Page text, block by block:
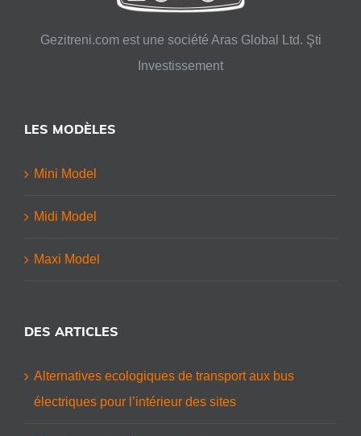
Gezitreni.com est une société Aras Global Ltd. Şti
Investissement
LES MODÈLES
Mini Model
Midi Model
Maxi Model
DES ARTICLES
Alternatives ecologiques de transport aux bus
électriques pour l’intérieur des sites